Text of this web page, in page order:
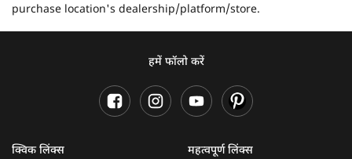
purchase location's dealership/platform/store.
हमें फॉलो करें
क्विक लिंक्स
महत्वपूर्ण लिंक्स